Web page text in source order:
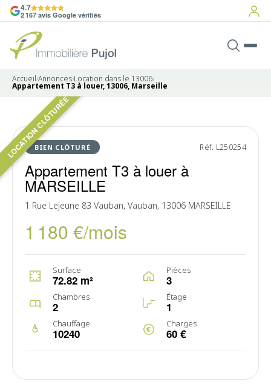
4.7
2 167 avis Google vérifiés
Accueil›Annonces›Location dans le 13006›
Appartement T3 à louer, 13006, Marseille
LOCATION CLÔTURÉE
BIEN CLÔTURÉ Réf. L250254
Appartement T3 à louer à
MARSEILLE
1 Rue Lejeune 83 Vauban, Vauban, 13006 MARSEILLE
1 180 €/mois
Surface
72.82 m²
Pièces
3
Chambres
2
Étage
1
Chauffage
10240
Charges
60 €
LOUÉ